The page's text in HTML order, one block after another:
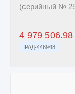
(серийный №
4 979 506.98
РАД-446948